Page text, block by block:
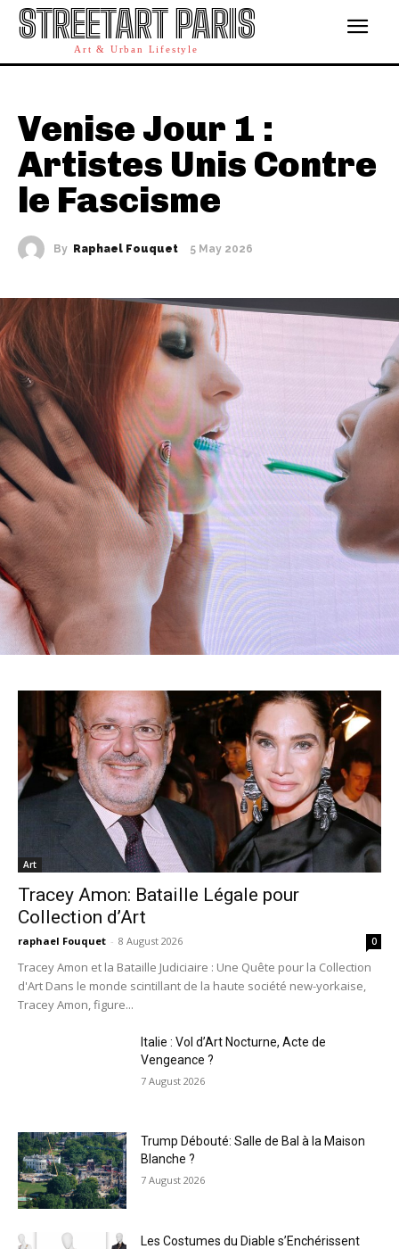
STREETART PARIS
Art & Urban Lifestyle
Venise Jour 1 :
Artistes Unis Contre
le Fascisme
By Raphael Fouquet 5 May 2026
Art
Tracey Amon: Bataille Légale pour
Collection d’Art
raphael Fouquet - 8 August 2026 0
Tracey Amon et la Bataille Judiciaire : Une Quête pour la Collection
d'Art Dans le monde scintillant de la haute société new-yorkaise,
Tracey Amon, figure...
Italie : Vol d’Art Nocturne, Acte de
Vengeance ?
7 August 2026
Trump Débouté: Salle de Bal à la Maison
Blanche ?
7 August 2026
Les Costumes du Diable s’Enchérissent